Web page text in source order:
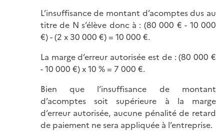
L’insuffisance de montant d’acomptes dus au
titre de N s’élève donc à : (80 000 € - 10 000
€) - (2 x 30 000 €) = 10 000 €.
La marge d’erreur autorisée est de : (80 000 €
- 10 000 €) x 10 % = 7 000 €.
Bien que l’insuffisance de montant
d’acomptes soit supérieure à la marge
d’erreur autorisée, aucune pénalité de retard
de paiement ne sera appliquée à l’entreprise.